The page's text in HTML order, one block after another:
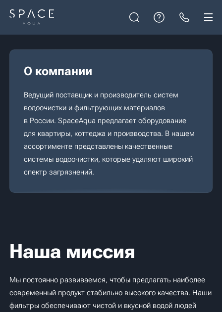
О компании
Ведущий поставщик и производитель систем
водоочистки и фильтрующих материалов
в России. SpaceAqua предлагает оборудование
для квартиры, коттеджа и производства. В нашем
ассортименте представлены качественные
системы водоочистки, которые удаляют широкий
спектр загрязнений.
Наша миссия
Мы постоянно развиваемся, чтобы предлагать наиболее
современный продукт стабильно высокого качества. Наши
фильтры обеспечивают чистой и вкусной водой людей